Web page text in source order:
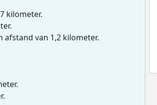
kilometer.
van 1,2 kilometer.